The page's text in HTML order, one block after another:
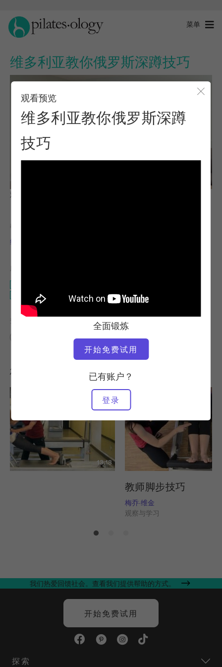
菜单
维多利亚教你俄罗斯深蹲技巧
观看预览
维多利亚教你俄罗斯深蹲
技巧
全面锻炼
开始免费试用
已有账户？
登录
观察与学习
教师
维多利亚-托里-卡潘
所需设备
Reformer - 无箱
查找类似课程
改革者 Reformer - 无箱
您可能喜欢的其他锻炼
13:18
教师脚步技巧
梅乔-维金
观察与学习
我们热爱回馈社会。查看我们提供帮助的方式。
开始免费试用
探索